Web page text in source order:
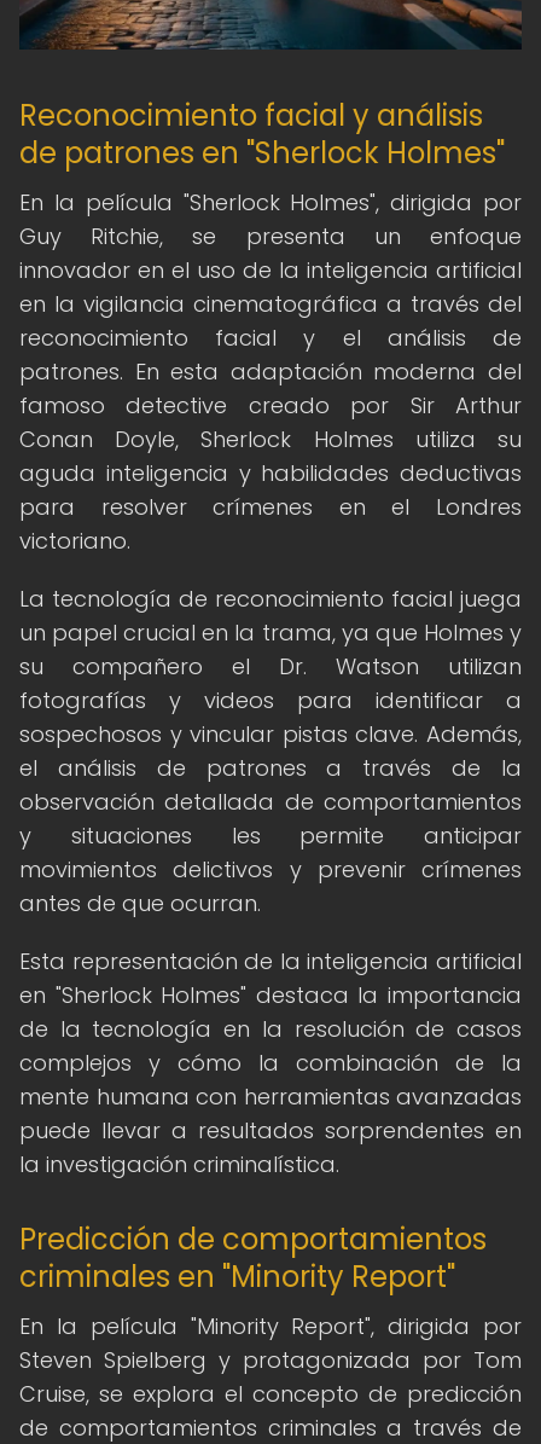
Reconocimiento facial y análisis
de patrones en "Sherlock Holmes"
En la película "Sherlock Holmes", dirigida por
Guy Ritchie, se presenta un enfoque
innovador en el uso de la inteligencia artificial
en la vigilancia cinematográfica a través del
reconocimiento facial y el análisis de
patrones. En esta adaptación moderna del
famoso detective creado por Sir Arthur
Conan Doyle, Sherlock Holmes utiliza su
aguda inteligencia y habilidades deductivas
para resolver crímenes en el Londres
victoriano.
La tecnología de reconocimiento facial juega
un papel crucial en la trama, ya que Holmes y
su compañero el Dr. Watson utilizan
fotografías y videos para identificar a
sospechosos y vincular pistas clave. Además,
el análisis de patrones a través de la
observación detallada de comportamientos
y situaciones les permite anticipar
movimientos delictivos y prevenir crímenes
antes de que ocurran.
Esta representación de la inteligencia artificial
en "Sherlock Holmes" destaca la importancia
de la tecnología en la resolución de casos
complejos y cómo la combinación de la
mente humana con herramientas avanzadas
puede llevar a resultados sorprendentes en
la investigación criminalística.
Predicción de comportamientos
criminales en "Minority Report"
En la película "Minority Report", dirigida por
Steven Spielberg y protagonizada por Tom
Cruise, se explora el concepto de predicción
de comportamientos criminales a través de